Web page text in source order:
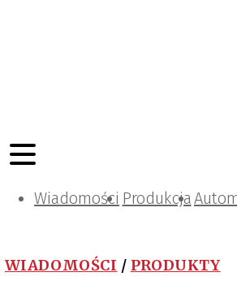
Wiadomości Produkcja
Projektowanie i konstrukcje
Zarządzanie i IT
Tematy specjalne
WIADOMOŚCI / PRODUKTY